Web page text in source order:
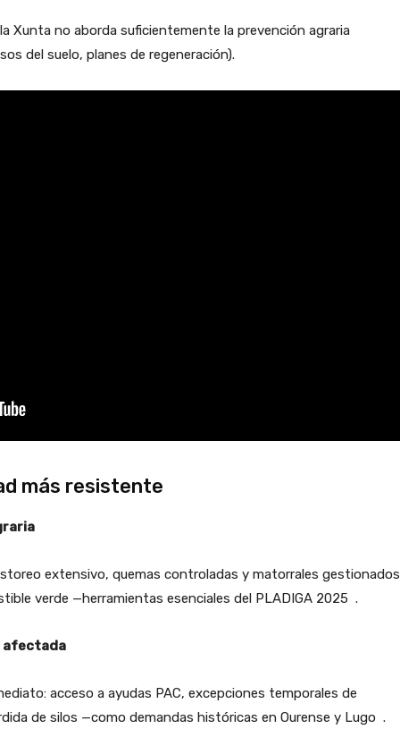
Xunta no aborda suficientemente la prevención agraria
del suelo, planes de regeneración).
más resistente
extensivo, quemas controladas y matorrales gestionados
verde —herramientas esenciales del PLADIGA 2025 .
afectada
acceso a ayudas PAC, excepciones temporales de
de silos —como demandas históricas en Ourense y Lugo .